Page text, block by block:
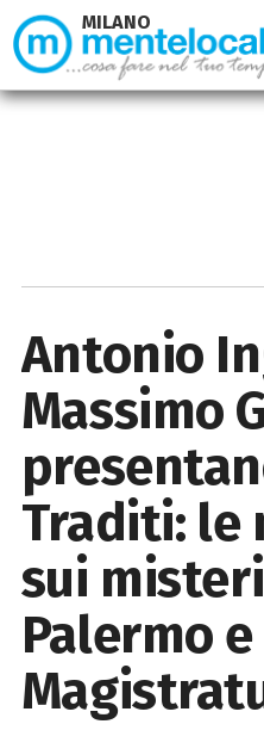
Antonio
Massimo
Traditi: le
sui
Palermo
MILANO